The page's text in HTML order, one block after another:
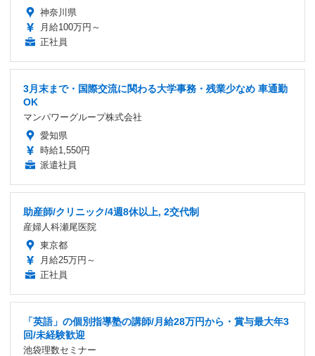
神奈川県
月給100万円～
正社員
3月末まで・国際交流に関わる大学事務・残業少なめ 車通勤
OK
マンパワーグループ株式会社
愛知県
時給1,550円
派遣社員
助産師/クリニック/4週8休以上, 2交代制
産婦人科瀬尾医院
東京都
月給25万円～
正社員
「英語」の個別指導塾の講師/月給28万円から・賞与最大年3
回/未経験歓迎
池袋理数セミナー